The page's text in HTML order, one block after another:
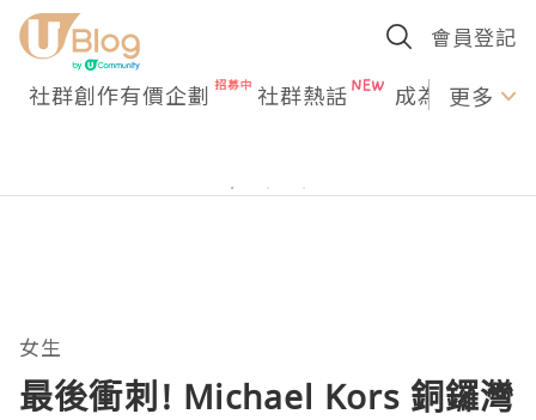
會員登記
社群創作有價企劃 社群熱話 成為U更多
女生
最後衝刺! Michael Kors 銅鑼灣